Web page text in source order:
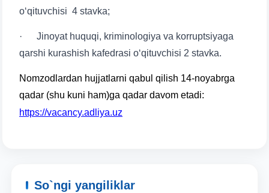
o‘qituvchisi 4 stavka;
· Jinoyat huquqi, kriminologiya va korruptsiyaga
qarshi kurashish kafedrasi o‘qituvchisi 2 stavka.
Nomzodlardan hujjatlarni qabul qilish 14-noyabrga
qadar (shu kuni ham)ga qadar davom etadi:
https://vacancy.adliya.uz
So`ngi yangiliklar